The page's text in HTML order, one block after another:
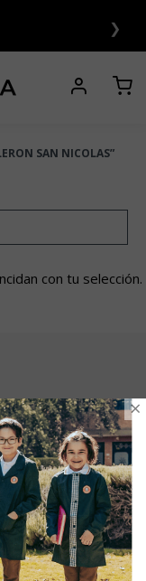
❯
SAN NICOLAS”
con tu selección.
×